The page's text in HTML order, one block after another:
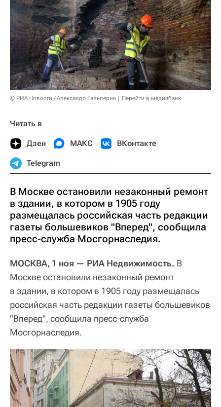
© РИА Новости / Александр Гальперин Перейти в медиабанк
Читать в
Дзен МАКС ВКонтакте
Telegram
В Москве остановили незаконный ремонт
в здании, в котором в 1905 году
размещалась российская часть редакции
газеты большевиков "Вперед", сообщила
пресс-служба Мосгорнаследия.
МОСКВА, 1 ноя — РИА Недвижимость. В
Москве остановили незаконный ремонт
в здании, в котором в 1905 году размещалась
российская часть редакции газеты большевиков
"Вперед", сообщила пресс-служба
Мосгорнаследия.